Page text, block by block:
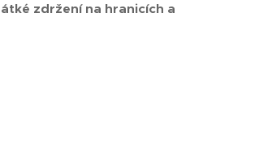
zdržení na hranicích a